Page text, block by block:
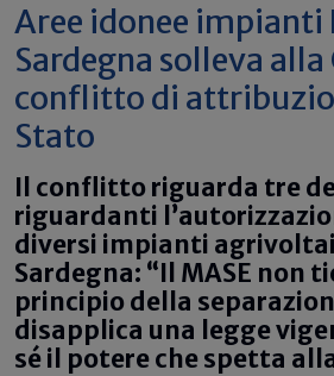
Aree idonee impianti
Sardegna solleva
conflitto di
Stato
Il conflitto riguarda tre
riguardanti
diversi impianti
Sardegna: “Il MASE non
principio della
disapplica una legge
sé il potere che spetta